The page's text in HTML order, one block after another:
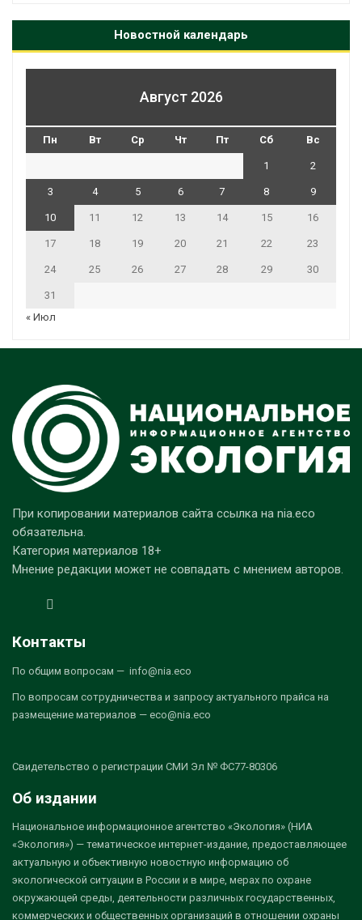
Новостной календарь
Август 2026
Пн Вт Ср Чт Пт Сб Вс
1 2
3 4 5 6 7 8 9
10 11 12 13 14 15 16
17 18 19 20 21 22 23
24 25 26 27 28 29 30
31
« Июл
При копировании материалов сайта ссылка на nia.eco
обязательна.
Категория материалов 18+
Мнение редакции может не совпадать с мнением авторов.
Контакты
По общим вопросам — info@nia.eco
По вопросам сотрудничества и запросу актуального прайса на
размещение материалов — eco@nia.eco
Свидетельство о регистрации СМИ Эл № ФС77-80306
Об издании
Национальное информационное агентство «Экология» (НИА
«Экология») — тематическое интернет-издание, предоставляющее
актуальную и объективную новостную информацию об
экологической ситуации в России и в мире, мерах по охране
окружающей среды, деятельности различных государственных,
коммерческих и общественных организаций в отношении охраны